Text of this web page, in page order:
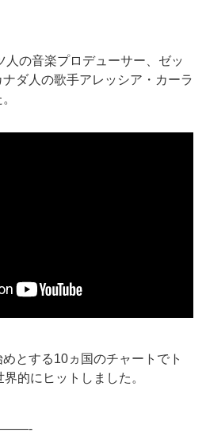
人の音楽プロデューサー、ゼッ
ダ人の歌手アレッシア・カーラ
とする10ヵ国のチャートでト
的にヒットしました。